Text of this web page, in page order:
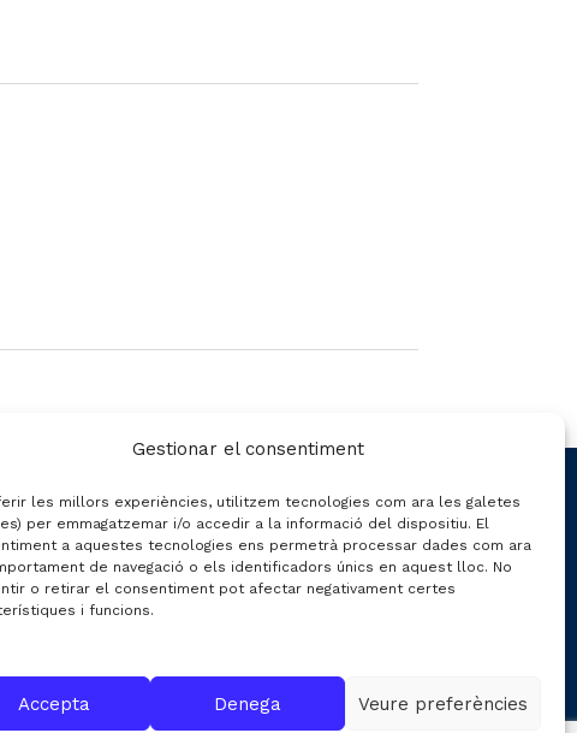
Gestionar el consentiment
les millors experiències, utilitzem tecnologies com ara les galetes
per emmagatzemar i/o accedir a la informació del dispositiu. El
a aquestes tecnologies ens permetrà processar dades com ara
de navegació o els identificadors únics en aquest lloc. No
o retirar el consentiment pot afectar negativament certes
i funcions.
Accepta Denega Veure preferències
CONTACTE
C/ Gran de Gràcia nº 69 entr.
08012 de Barcelona
Premsa:
premsa@fecavem.cat
Patronal Catalana d'Automoció